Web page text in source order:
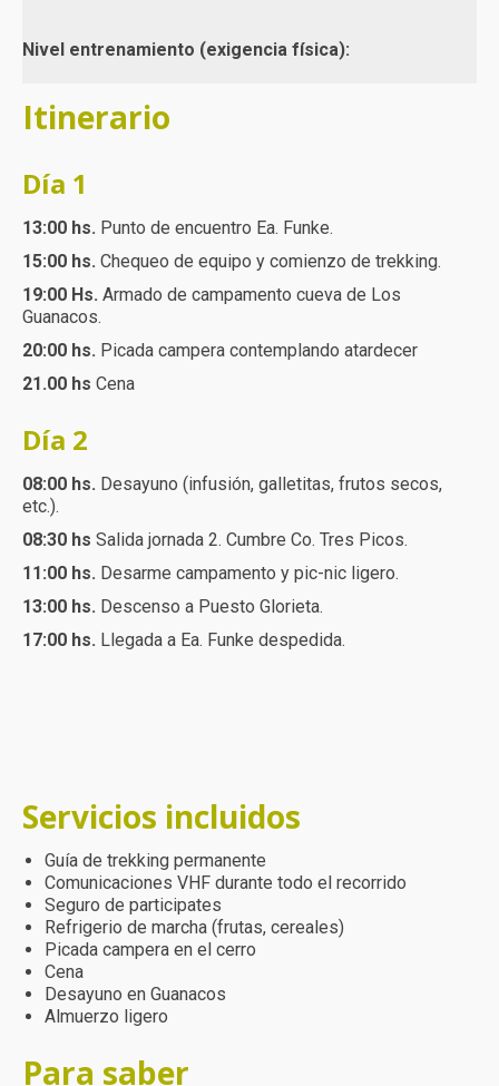
Nivel entrenamiento (exigencia física):
Itinerario
Día 1
13:00 hs. Punto de encuentro Ea. Funke.
15:00 hs. Chequeo de equipo y comienzo de trekking.
19:00 Hs. Armado de campamento cueva de Los
Guanacos.
20:00 hs. Picada campera contemplando atardecer
21.00 hs Cena
Día 2
08:00 hs. Desayuno (infusión, galletitas, frutos secos,
etc.).
08:30 hs Salida jornada 2. Cumbre Co. Tres Picos.
11:00 hs. Desarme campamento y pic-nic ligero.
13:00 hs. Descenso a Puesto Glorieta.
17:00 hs. Llegada a Ea. Funke despedida.
Servicios incluidos
Guía de trekking permanente
Comunicaciones VHF durante todo el recorrido
Seguro de participates
Refrigerio de marcha (frutas, cereales)
Picada campera en el cerro
Cena
Desayuno en Guanacos
Almuerzo ligero
Para saber